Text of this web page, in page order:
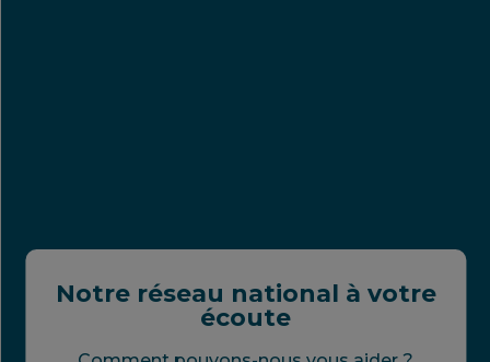
Notre réseau national à votre
écoute